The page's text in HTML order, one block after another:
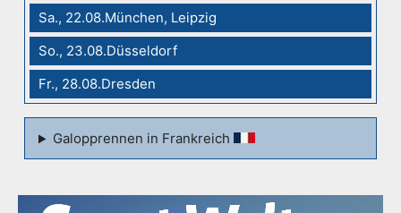
Sa., 22.08.München, Leipzig
So., 23.08.Düsseldorf
Fr., 28.08.Dresden
Galopprennen in Frankreich